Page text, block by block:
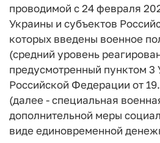
проводимой с 24 февраля
Украины и субъектов
которых введены военное
(средний уровень
предусмотренный пунктом 3
Российской Федерации от
(далее - специальная
дополнительной меры
виде единовременной